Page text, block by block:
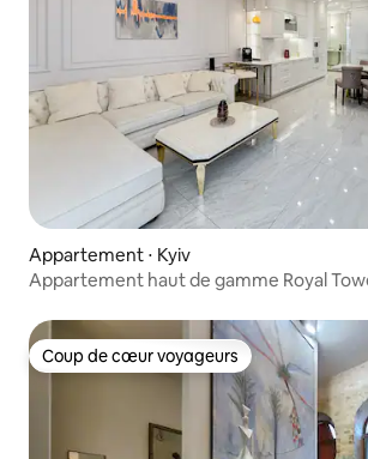
Appartement ⋅ Kyiv
Appartement haut de gamme Royal
Coup de cœur voyageurs
Coup de cœur voyageurs